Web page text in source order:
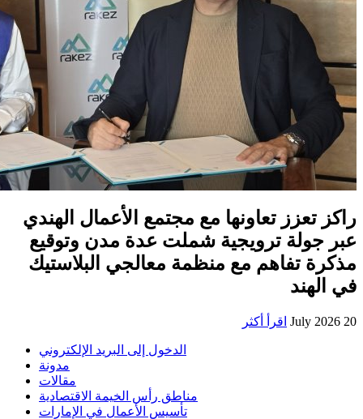
راكز تعزز تعاونها مع مجتمع الأعمال الهندي
عبر جولة ترويجية شملت عدة مدن وتوقيع
مذكرة تفاهم مع منظمة معالجي البلاستيك
في الهند
20 July 2026 اقرأ أكثر
الدخول إلى البريد الإلكتروني
مدونة
مقالات
مناطق رأس الخيمة الاقتصادية
تأسيس الأعمال في الإمارات